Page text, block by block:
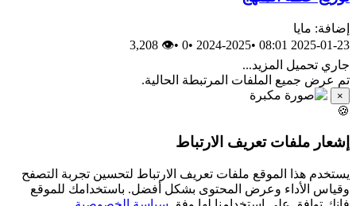
إضافة: مايا
2025-01-23 08:01
•
2024-2025
•
0
•
👁 3,208
جاري تحميل المزيد...
تم عرض جميع الملفات المرتبطة الحالية.
×
🍪
إشعار ملفات تعريف الارتباط
يستخدم هذا الموقع ملفات تعريف الارتباط لتحسين تجربة التصفح
وقياس الأداء وعرض المحتوى بشكل أفضل. باستخدامك للموقع